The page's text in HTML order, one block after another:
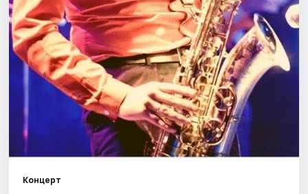
Артисты
Рейтинги
Концерт